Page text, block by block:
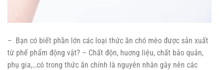
– Bạn có biết phần lớn các loại thức ăn chó mèo được sản xuất
từ phế phẩm động vật? – Chất độn, huơng liệu, chất bảo quản,
phụ gia,…có trong thức ăn chính là nguyên nhân gây nên các